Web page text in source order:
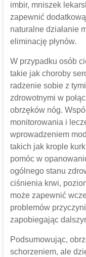
imbir, mniszek
zapewnić
naturalne działanie
eliminację płynów.
W przypadku osób
takie jak choroby
radzenie sobie z
zdrowotnymi w
obrzęków nóg.
monitorowania i
wprowadzeniem
takich jak krople
pomóc w
ogólnego stanu
ciśnienia krwi,
może zapewnić
problemów
zapobiegając
Podsumowując,
schorzeniem, ale